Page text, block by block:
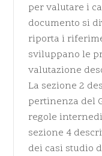
per valutare i
documento si
riporta i
sviluppano le
valutazione
La sezione 2
pertinenza del
regole
sezione 4
dei casi studio